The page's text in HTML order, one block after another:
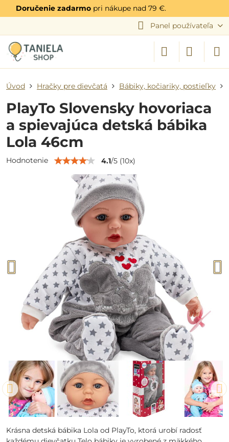
Doručenie zadarmo pri nákupe nad 79 €.
Panel používateľa
Úvod Hračky pre dievčatá Bábiky, kočiariky, postieľky
PlayTo Slovensky hovoriaca
a spievajúca detská bábika
Lola 46cm
Hodnotenie 4.1/5 (10x)
Krásna detská bábika Lola od PlayTo, ktorá urobí radosť